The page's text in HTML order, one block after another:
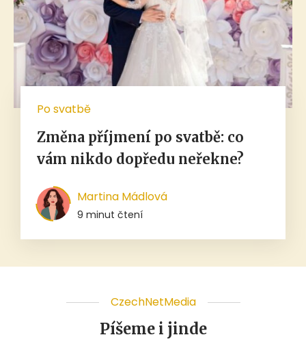
Po svatbě
Změna příjmení po svatbě: co
vám nikdo dopředu neřekne?
Martina Mádlová
9 minut čtení
CzechNetMedia
Píšeme i jinde